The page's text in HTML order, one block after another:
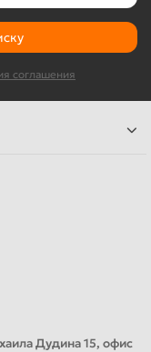
соглашения
Дудина 15, офис